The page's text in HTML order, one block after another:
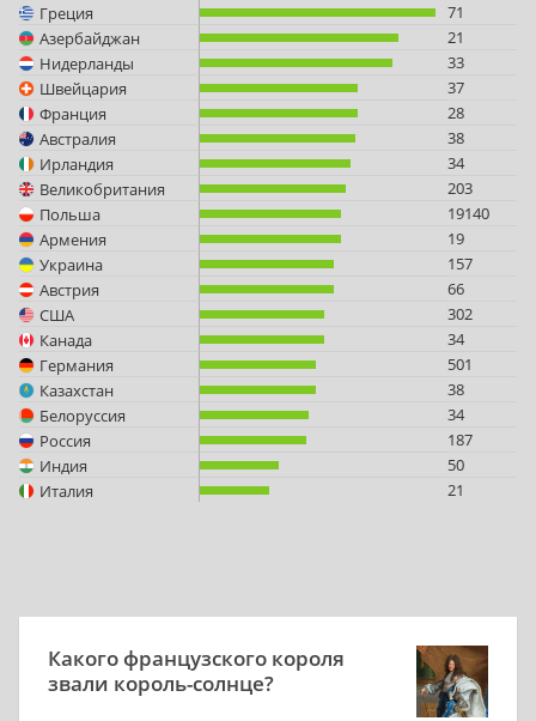
Греция
71
Азербайджан
21
Нидерланды
33
Швейцария
37
Франция
28
Австралия
38
Ирландия
34
Великобритания
203
Польша
19140
Армения
19
Украина
157
Австрия
66
США
302
Канада
34
Германия
501
Казахстан
38
Белоруссия
34
Россия
187
Индия
50
Италия
21
Какого французского короля
звали король-солнце?